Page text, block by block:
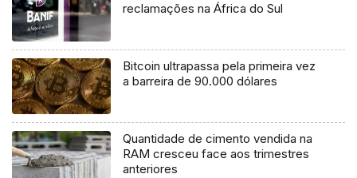
reclamações na África do Sul
Bitcoin ultrapassa pela primeira vez
a barreira de 90.000 dólares
Quantidade de cimento vendida na
RAM cresceu face aos trimestres
anteriores